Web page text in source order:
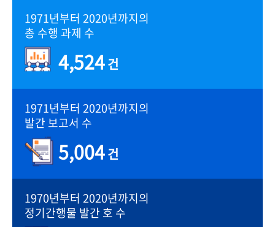
1971년부터 2020년까지의
총 수행 과제 수
4,524건
1971년부터 2020년까지의
발간 보고서 수
5,004건
1970년부터 2020년까지의
정기간행물 발간 호 수